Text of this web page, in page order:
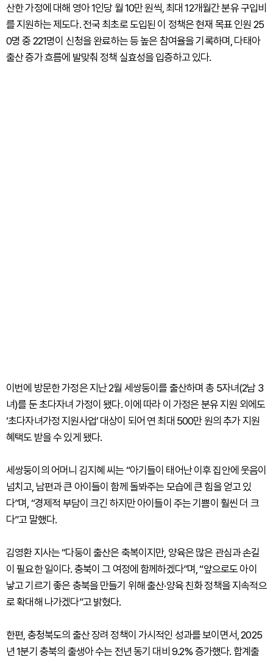
산한 가정에 대해 영아 1인당 월 10만 원씩, 최대 12개월간 분유 구입비
를 지원하는 제도다. 전국 최초로 도입된 이 정책은 현재 목표 인원 25
0명 중 221명이 신청을 완료하는 등 높은 참여율을 기록하며, 다태아
출산 증가 흐름에 발맞춰 정책 실효성을 입증하고 있다.
이번에 방문한 가정은 지난 2월 세쌍둥이를 출산하며 총 5자녀(2남 3
녀)를 둔 초다자녀 가정이 됐다. 이에 따라 이 가정은 분유 지원 외에도
‘초다자녀가정 지원사업’ 대상이 되어 연 최대 500만 원의 추가 지원
혜택도 받을 수 있게 됐다.
세쌍둥이의 어머니 김지혜 씨는 “아기들이 태어난 이후 집안에 웃음이
넘치고, 남편과 큰 아이들이 함께 돌봐주는 모습에 큰 힘을 얻고 있
다”며, “경제적 부담이 크긴 하지만 아이들이 주는 기쁨이 훨씬 더 크
다”고 말했다.
김영환 지사는 “다둥이 출산은 축복이지만, 양육은 많은 관심과 손길
이 필요한 일이다. 충북이 그 여정에 함께하겠다”며, “앞으로도 아이
낳고 기르기 좋은 충북을 만들기 위해 출산·양육 친화 정책을 지속적으
로 확대해 나가겠다”고 밝혔다.
한편, 충청북도의 출산 장려 정책이 가시적인 성과를 보이면서, 2025
년 1분기 충북의 출생아 수는 전년 동기 대비 9.2% 증가했다. 합계출